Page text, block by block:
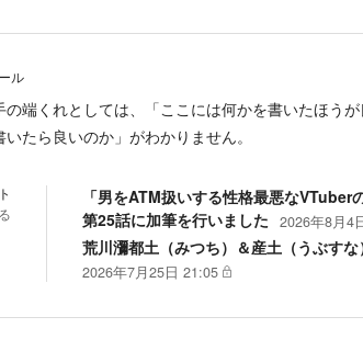
ル
端くれとしては、「ここには何かを書いたほう
いたら良いのか」がわかりません。
「男をATM扱いする性格最悪な
第25話に加筆を行いました
2026年8月4
荒川瀰都土（みつち）＆産土（うぶす
2026年7月25日 21:05